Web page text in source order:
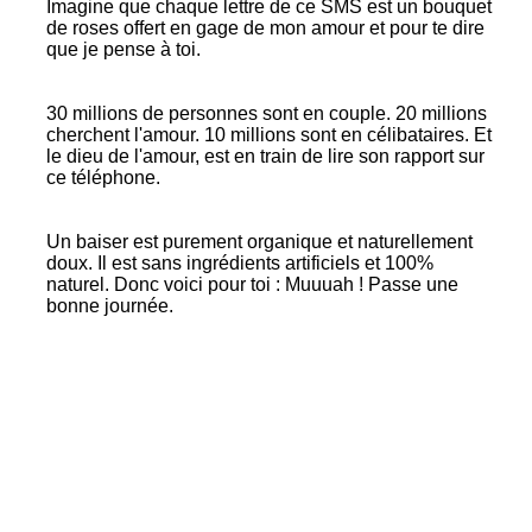
Imagine que chaque lettre de ce SMS est un bouquet
de roses offert en gage de mon amour et pour te dire
que je pense à toi.
30 millions de personnes sont en couple. 20 millions
cherchent l'amour. 10 millions sont en célibataires. Et
le dieu de l'amour, est en train de lire son rapport sur
ce téléphone.
Un baiser est purement organique et naturellement
doux. Il est sans ingrédients artificiels et 100%
naturel. Donc voici pour toi : Muuuah ! Passe une
bonne journée.